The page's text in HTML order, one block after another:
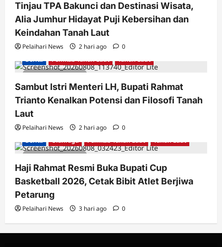
Tinjau TPA Bakunci dan Destinasi Wisata,
Alia Jumhur Hidayat Puji Kebersihan dan
Keindahan Tanah Laut
Pelaihari News 2 hari ago 0
2 minutes read
Berita Pemkab Tanah Laut Tanah Laut
Sambut Istri Menteri LH, Bupati Rahmat
Trianto Kenalkan Potensi dan Filosofi Tanah
Laut
Pelaihari News 2 hari ago 0
2 minutes read
Berita Olahraga Pemkab Tanah Laut Tanah Laut
Haji Rahmat Resmi Buka Bupati Cup
Basketball 2026, Cetak Bibit Atlet Berjiwa
Petarung
Pelaihari News 3 hari ago 0